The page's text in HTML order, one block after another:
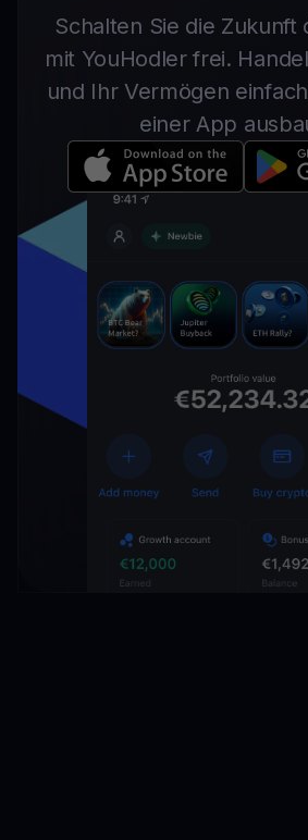
Schalten Sie die Zukunft
mit YouHodler frei.
und Ihr Vermögen
einer App